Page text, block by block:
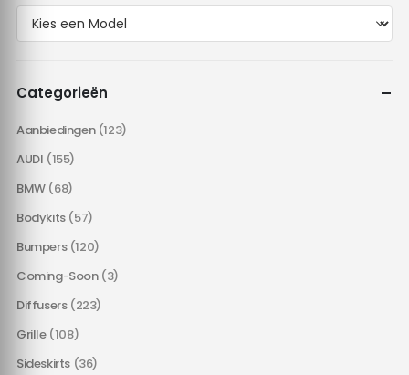
Categorieën
Aanbiedingen (123)
AUDI (155)
BMW (68)
Bodykits (57)
Bumpers (120)
Coming-Soon (3)
Diffusers (223)
Grille (108)
Sideskirts (36)